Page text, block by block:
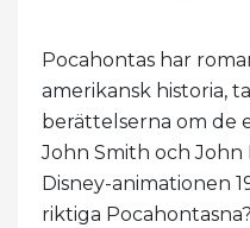
Pocahontas har
amerikansk historia,
berättelserna om de
John Smith och
Disney-animationen
riktiga Pocahontasna?